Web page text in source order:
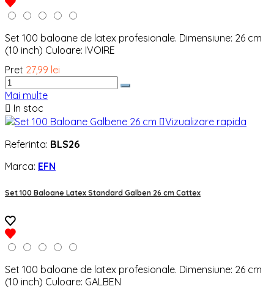
Set 100 baloane de latex profesionale. Dimensiune: 26 cm
(10 inch) Culoare: IVOIRE
Pret 27,99 lei
Mai multe
 In stoc
Vizualizare rapida
Referinta: BLS26
Marca: EFN
Set 100 Baloane Latex Standard Galben 26 cm Cattex
Set 100 baloane de latex profesionale. Dimensiune: 26 cm
(10 inch) Culoare: GALBEN